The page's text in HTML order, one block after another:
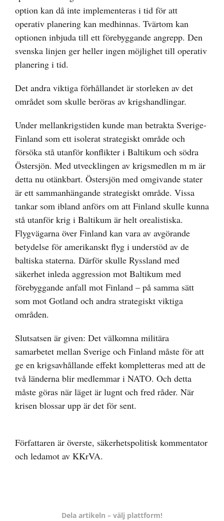
option kan då inte implementeras i tid för att
operativ planering kan medhinnas. Tvärtom kan
optionen inbjuda till ett förebyggande angrepp. Den
svenska linjen ger heller ingen möjlighet till operativ
planering i tid.
Det andra viktiga förhållandet är storleken av det
området som skulle beröras av krigshandlingar.
Under mellankrigstiden kunde man betrakta Sverige-
Finland som ett isolerat strategiskt område och
försöka stå utanför konflikter i Baltikum och södra
Östersjön. Med utvecklingen av krigsmedlen m m är
detta nu otänkbart. Östersjön med omgivande stater
är ett sammanhängande strategiskt område. Vissa
tankar som ibland anförs om att Finland skulle kunna
stå utanför krig i Baltikum är helt orealistiska.
Flygvägarna över Finland kan vara av avgörande
betydelse för amerikanskt flyg i understöd av de
baltiska staterna. Därför skulle Ryssland med
säkerhet inleda aggression mot Baltikum med
förebyggande anfall mot Finland – på samma sätt
som mot Gotland och andra strategiskt viktiga
områden.
Slutsatsen är given: Det välkomna militära
samarbetet mellan Sverige och Finland måste för att
ge en krigsavhållande effekt kompletteras med att de
två länderna blir medlemmar i NATO. Och detta
måste göras när läget är lugnt och fred råder. När
krisen blossar upp är det för sent.
Författaren är överste, säkerhetspolitisk kommentator
och ledamot av KKrVA.
Dela artikeln – välj plattform!